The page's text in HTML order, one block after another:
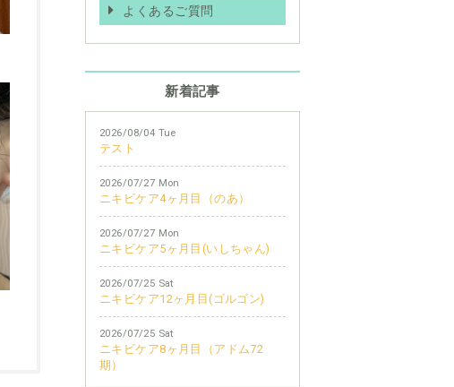
よくあるご質問
新着記事
2026/08/04 Tue
テスト
2026/07/27 Mon
ニキビケア4ヶ月目（のあ）
2026/07/27 Mon
ニキビケア5ヶ月目(いしちゃん)
2026/07/25 Sat
ニキビケア12ヶ月目(ゴルゴン)
2026/07/25 Sat
ニキビケア8ヶ月目（アドム72
期）